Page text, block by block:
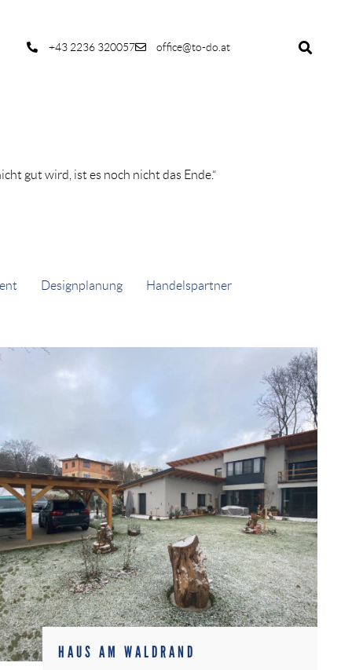
+43 2236 320057 office@to-do.at
gut wird, ist es noch nicht das Ende.“
Designplanung Handelspartner
HAUS AM WALDRAND